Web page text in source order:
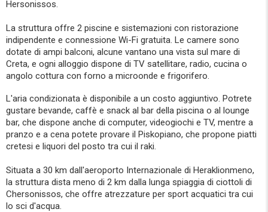
Hersonissos.
La struttura offre 2 piscine e sistemazioni con ristorazione
indipendente e connessione Wi-Fi gratuita. Le camere sono
dotate di ampi balconi, alcune vantano una vista sul mare di
Creta, e ogni alloggio dispone di TV satellitare, radio, cucina o
angolo cottura con forno a microonde e frigorifero.
L'aria condizionata è disponibile a un costo aggiuntivo. Potrete
gustare bevande, caffè e snack al bar della piscina o al lounge
bar, che dispone anche di computer, videogiochi e TV, mentre a
pranzo e a cena potete provare il Piskopiano, che propone piatti
cretesi e liquori del posto tra cui il raki.
Situata a 30 km dall'aeroporto Internazionale di Heraklionmeno,
la struttura dista meno di 2 km dalla lunga spiaggia di ciottoli di
Chersonissos, che offre atrezzature per sport acquatici tra cui
lo sci d'acqua.